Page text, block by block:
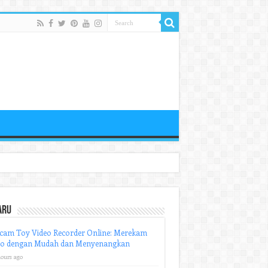
Toy Video Recorder Online: Merekam
dengan Mudah dan Menyenangkan
ago